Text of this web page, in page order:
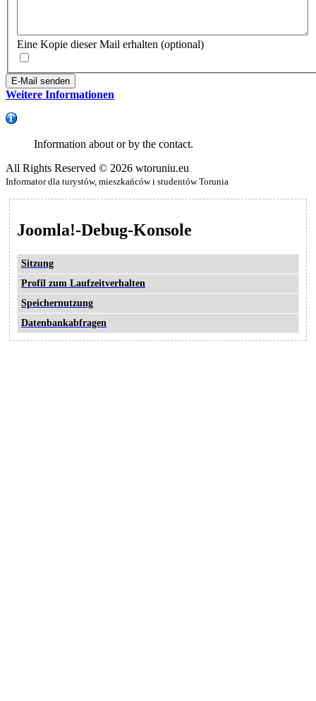
Eine Kopie dieser Mail erhalten (optional)
E-Mail senden
Weitere Informationen
Information about or by the contact.
All Rights Reserved © 2026 wtoruniu.eu
Informator dla turystów, mieszkańców i studentów Torunia
Joomla!-Debug-Konsole
Sitzung
Profil zum Laufzeitverhalten
Speichernutzung
Datenbankabfragen